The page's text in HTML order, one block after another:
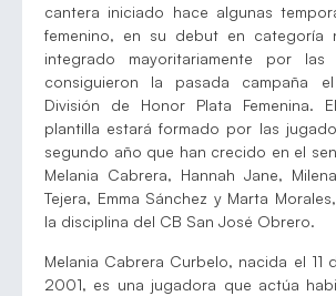
cantera iniciado hace algunas
femenino, en su debut en categoría
integrado mayoritariamente por las
consiguieron la pasada campaña
División de Honor Plata Femenina.
plantilla estará formado por las
segundo año que han crecido en el
Melania Cabrera, Hannah Jane,
Tejera, Emma Sánchez y Marta
la disciplina del CB San José Obrero.
Melania Cabrera Curbelo, nacida el 11
2001, es una jugadora que actúa